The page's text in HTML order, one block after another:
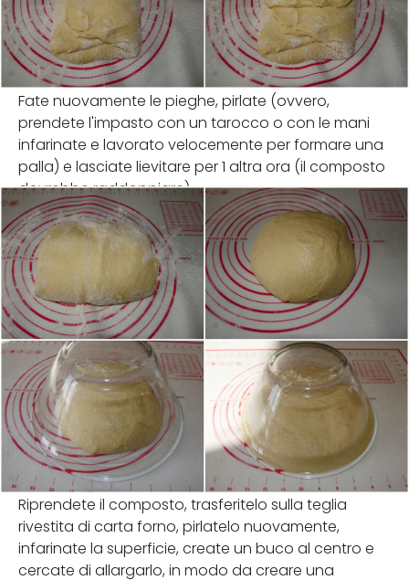
Fate nuovamente le pieghe, pirlate (ovvero,
prendete l'impasto con un tarocco o con le mani
infarinate e lavorato velocemente per formare una
palla) e lasciate lievitare per 1 altra ora (il composto
dovrebbe raddoppiare).
Riprendete il composto, trasferitelo sulla teglia
rivestita di carta forno, pirlatelo nuovamente,
infarinate la superficie, create un buco al centro e
cercate di allargarlo, in modo da creare una